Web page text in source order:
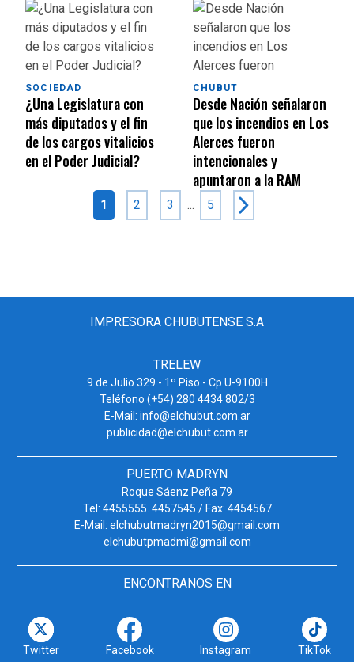
SOCIEDAD
¿Una Legislatura con
más diputados y el fin
de los cargos vitalicios
en el Poder Judicial?
CHUBUT
Desde Nación señalaron
que los incendios en Los
Alerces fueron
intencionales y
apuntaron a la RAM
1 2 3 ... 5
IMPRESORA CHUBUTENSE S.A
TRELEW
9 de Julio 329 - 1º Piso - Cp U-9100H
Teléfono (+54) 280 4434 802/3
E-Mail: info@elchubut.com.ar
publicidad@elchubut.com.ar
PUERTO MADRYN
Roque Sáenz Peña 79
Tel: 4455555. 4457545 / Fax: 4454567
E-Mail: elchubutmadryn2015@gmail.com
elchubutpmadmi@gmail.com
ENCONTRANOS EN
Twitter Facebook Instagram TikTok